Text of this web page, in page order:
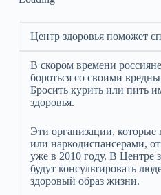
Центр здоровья поможет
В скором времени
бороться со своими
Бросить курить или пить
здоровья.
Эти организации,
или наркодиспансерами,
уже в 2010 году. В Центре
будут консультировать
здоровый образ жизни.